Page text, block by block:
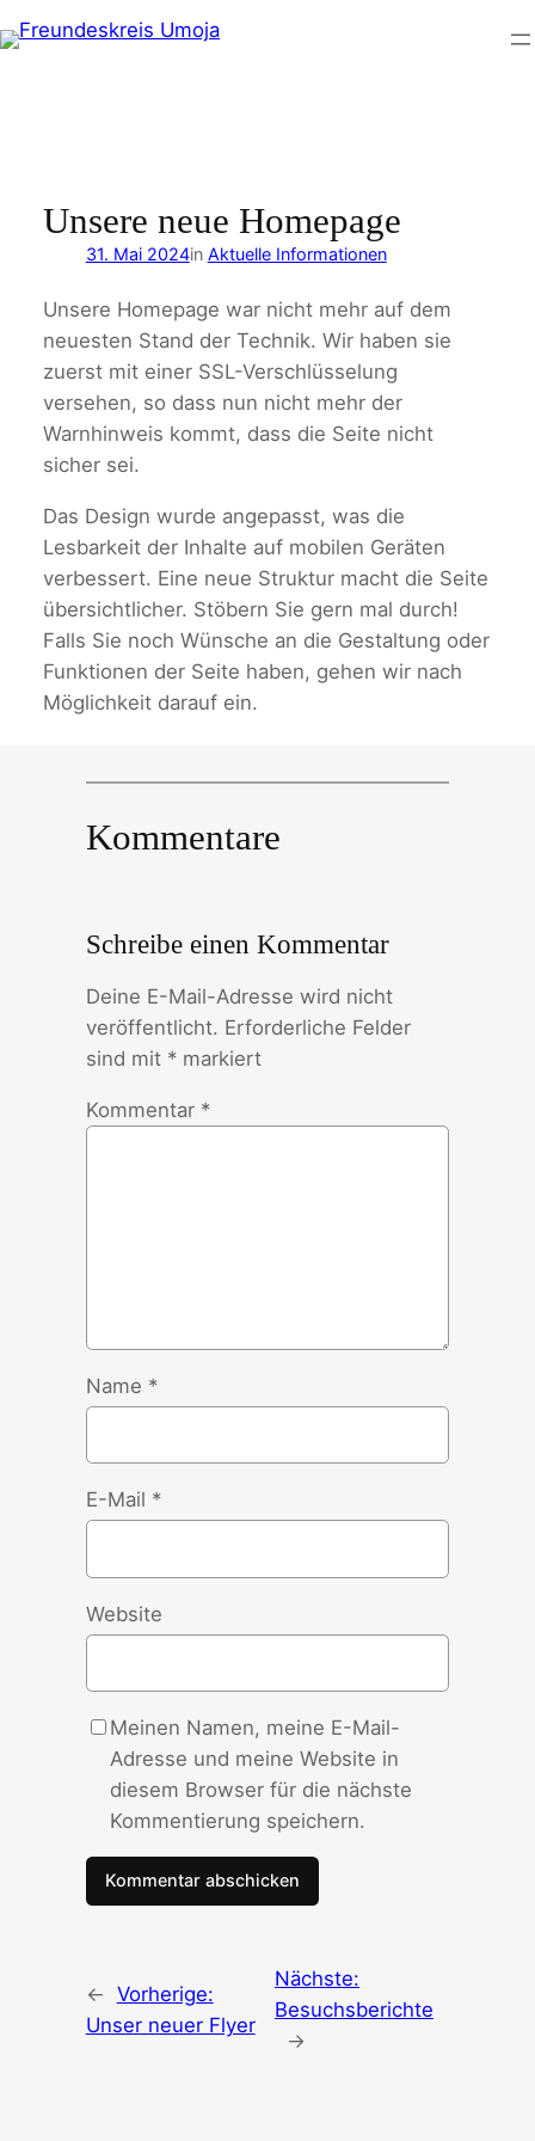
Inhalt
Unsere neue Homepage
31. Mai 2024in Aktuelle Informationen
Unsere Homepage war nicht mehr auf dem
neuesten Stand der Technik. Wir haben sie
zuerst mit einer SSL-Verschlüsselung
versehen, so dass nun nicht mehr der
Warnhinweis kommt, dass die Seite nicht
sicher sei.
Das Design wurde angepasst, was die
Lesbarkeit der Inhalte auf mobilen Geräten
verbessert. Eine neue Struktur macht die Seite
übersichtlicher. Stöbern Sie gern mal durch!
Falls Sie noch Wünsche an die Gestaltung oder
Funktionen der Seite haben, gehen wir nach
Möglichkeit darauf ein.
Kommentare
Schreibe einen Kommentar
Deine E-Mail-Adresse wird nicht
veröffentlicht. Erforderliche Felder
sind mit *markiert
Kommentar *
Name *
E-Mail *
Website
Meinen Namen, meine E-Mail-
Adresse und meine Website in
diesem Browser für die nächste
Kommentierung speichern.
← Vorherige:
Unser neuer Flyer
Nächste:
Besuchsberichte
→